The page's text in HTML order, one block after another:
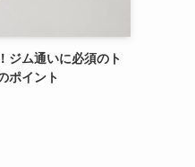
ジム通いに必須のト
ポイント